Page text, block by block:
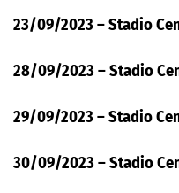
23/09/2023 – Stadio
28/09/2023 – Stadio
29/09/2023 – Stadio
30/09/2023 – Stadio